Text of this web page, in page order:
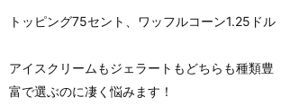
トッピング75セント、ワッフルコーン1.25ドル
アイスクリームもジェラートもどちらも種類豊
富で選ぶのに凄く悩みます！